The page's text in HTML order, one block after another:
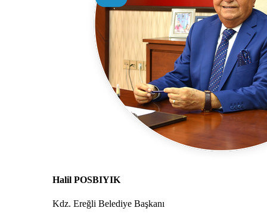
Halil POSBIYIK
Kdz. Ereğli Belediye Başkanı